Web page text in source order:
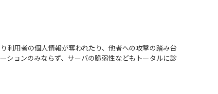
利用者の個人情報が奪われたり、他者への攻撃の踏み台
ションのみならず、サーバの脆弱性などもトータルに診